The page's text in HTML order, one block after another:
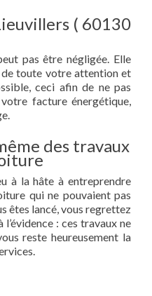
( 60130
pas être négligée. Elle
toute votre attention et
ceci afin de ne pas
facture énergétique,
des travaux
à la hâte à entreprendre
qui ne pouvaient pas
êtes lancé, vous regrettez
: ces travaux ne
reste heureusement la